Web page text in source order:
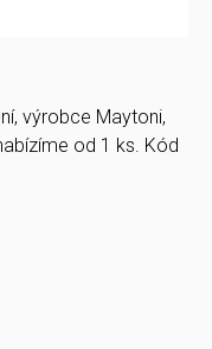
výrobce Maytoni,
od 1 ks. Kód